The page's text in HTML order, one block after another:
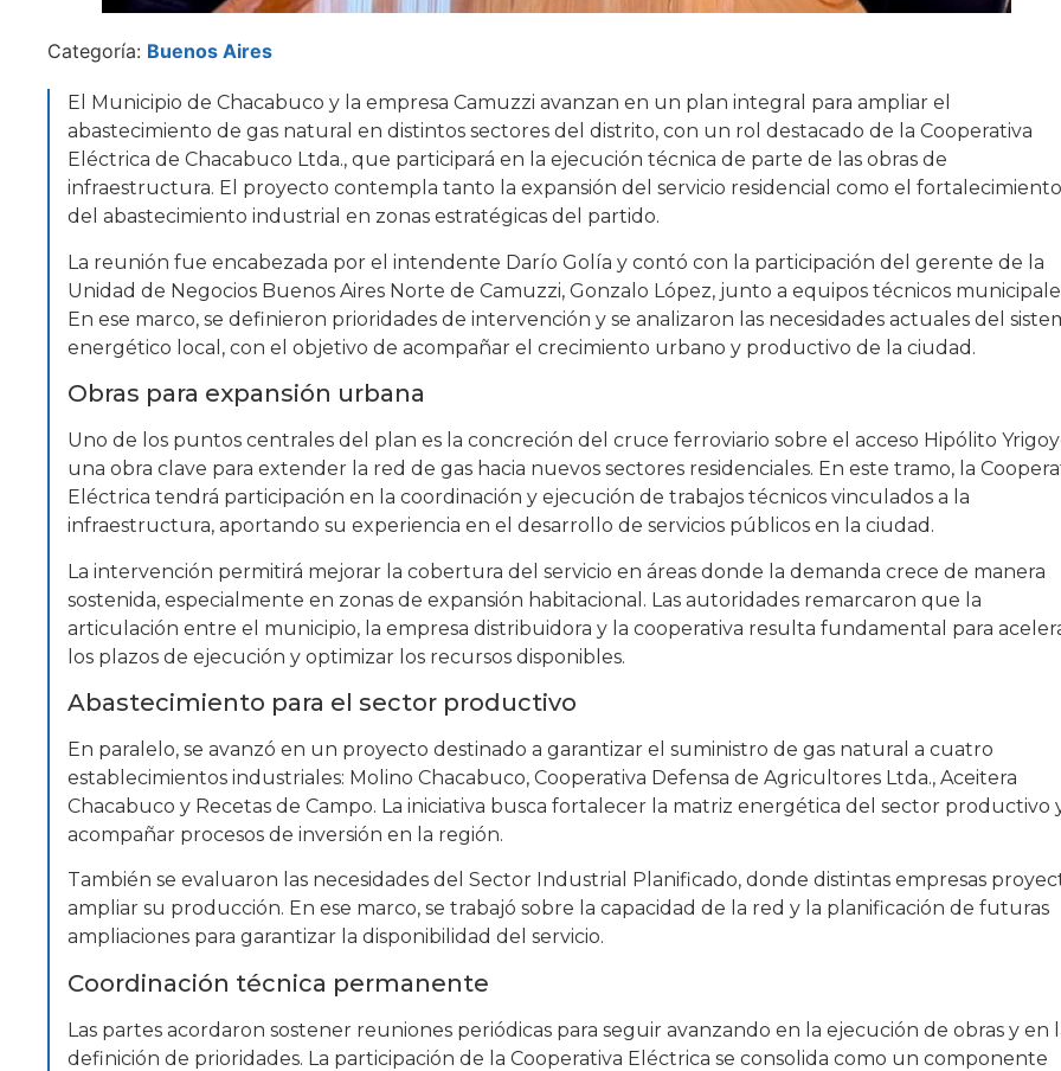
Categoría: Buenos Aires
El Municipio de Chacabuco y la empresa Camuzzi avanzan en un plan integral para ampliar el
abastecimiento de gas natural en distintos sectores del distrito, con un rol destacado de la Cooperativa
Eléctrica de Chacabuco Ltda., que participará en la ejecución técnica de parte de las obras de
infraestructura. El proyecto contempla tanto la expansión del servicio residencial como el fortalecimiento
del abastecimiento industrial en zonas estratégicas del partido.
La reunión fue encabezada por el intendente Darío Golía y contó con la participación del gerente de la
Unidad de Negocios Buenos Aires Norte de Camuzzi, Gonzalo López, junto a equipos técnicos
En ese marco, se definieron prioridades de intervención y se analizaron las necesidades actuales del
energético local, con el objetivo de acompañar el crecimiento urbano y productivo de la ciudad.
Obras para expansión urbana
Uno de los puntos centrales del plan es la concreción del cruce ferroviario sobre el acceso Hipólito
una obra clave para extender la red de gas hacia nuevos sectores residenciales. En este tramo, la
Eléctrica tendrá participación en la coordinación y ejecución de trabajos técnicos vinculados a la
infraestructura, aportando su experiencia en el desarrollo de servicios públicos en la ciudad.
La intervención permitirá mejorar la cobertura del servicio en áreas donde la demanda crece de manera
sostenida, especialmente en zonas de expansión habitacional. Las autoridades remarcaron que la
articulación entre el municipio, la empresa distribuidora y la cooperativa resulta fundamental para
los plazos de ejecución y optimizar los recursos disponibles.
Abastecimiento para el sector productivo
En paralelo, se avanzó en un proyecto destinado a garantizar el suministro de gas natural a cuatro
establecimientos industriales: Molino Chacabuco, Cooperativa Defensa de Agricultores Ltda., Aceitera
Chacabuco y Recetas de Campo. La iniciativa busca fortalecer la matriz energética del sector productivo
acompañar procesos de inversión en la región.
También se evaluaron las necesidades del Sector Industrial Planificado, donde distintas empresas
ampliar su producción. En ese marco, se trabajó sobre la capacidad de la red y la planificación de futuras
ampliaciones para garantizar la disponibilidad del servicio.
Coordinación técnica permanente
Las partes acordaron sostener reuniones periódicas para seguir avanzando en la ejecución de obras y en
definición de prioridades. La participación de la Cooperativa Eléctrica se consolida como un componente